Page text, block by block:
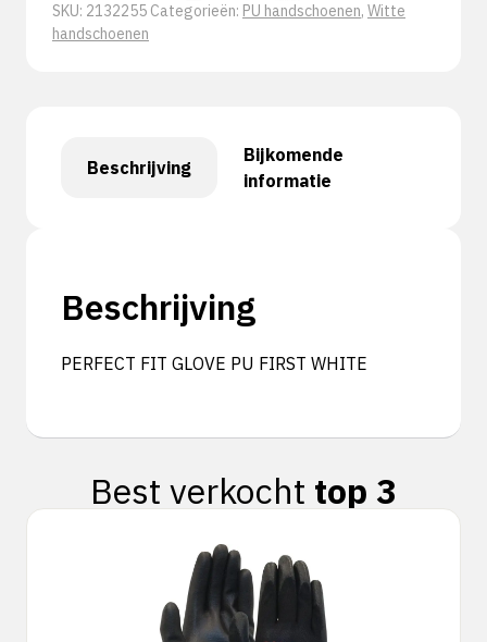
SKU: 2132255 Categorieën: PU handschoenen, Witte
handschoenen
Beschrijving
Bijkomende
informatie
Beschrijving
PERFECT FIT GLOVE PU FIRST WHITE
Best verkocht top 3